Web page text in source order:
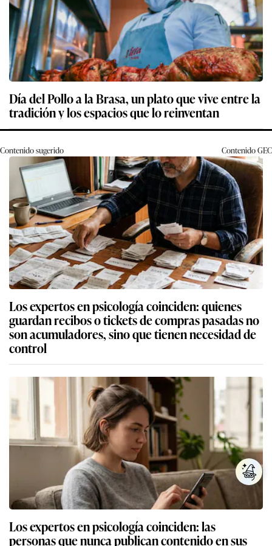
Día del Pollo a la Brasa, un plato que vive entre la
tradición y los espacios que lo reinventan
Contenido sugerido ContenidoGEC
Los expertos en psicología coinciden: quienes
guardan recibos o tickets de compras pasadas no
son acumuladores, sino que tienen necesidad de
control
Los expertos en psicología coinciden: las
personas que nunca publican contenido en sus